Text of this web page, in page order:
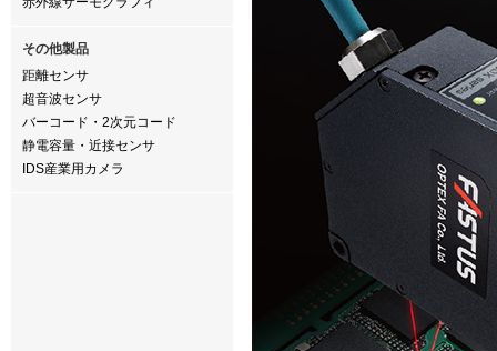
その他製品
距離センサ
超音波センサ
バーコード・2次元コード
静電容量・近接センサ
IDS産業用カメラ